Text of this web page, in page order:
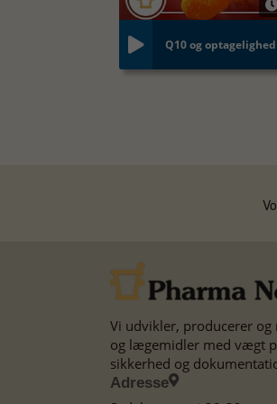
Q10 og optagelighed
Vi udvikler, producerer
og lægemidler med vægt
sikkerhed og
Adresse